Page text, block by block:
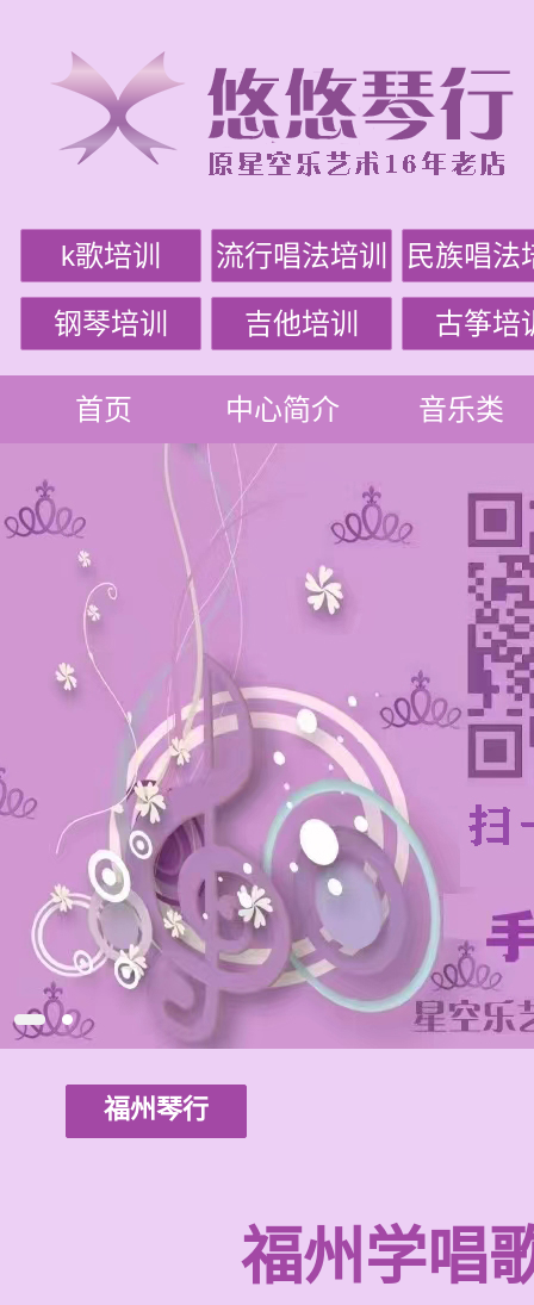
k歌培训 流行唱法培训 民族唱法
钢琴培训 吉他培训 古筝培
首页 中心简介 音乐类
福州琴行
福州学唱